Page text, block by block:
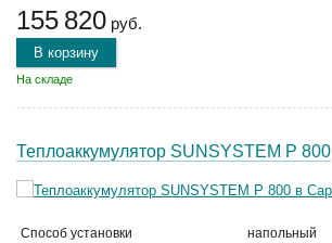
155 820 руб.
В корзину
На складе
Теплоаккумулятор SUNSYSTEM P 800
Способ установки напольный